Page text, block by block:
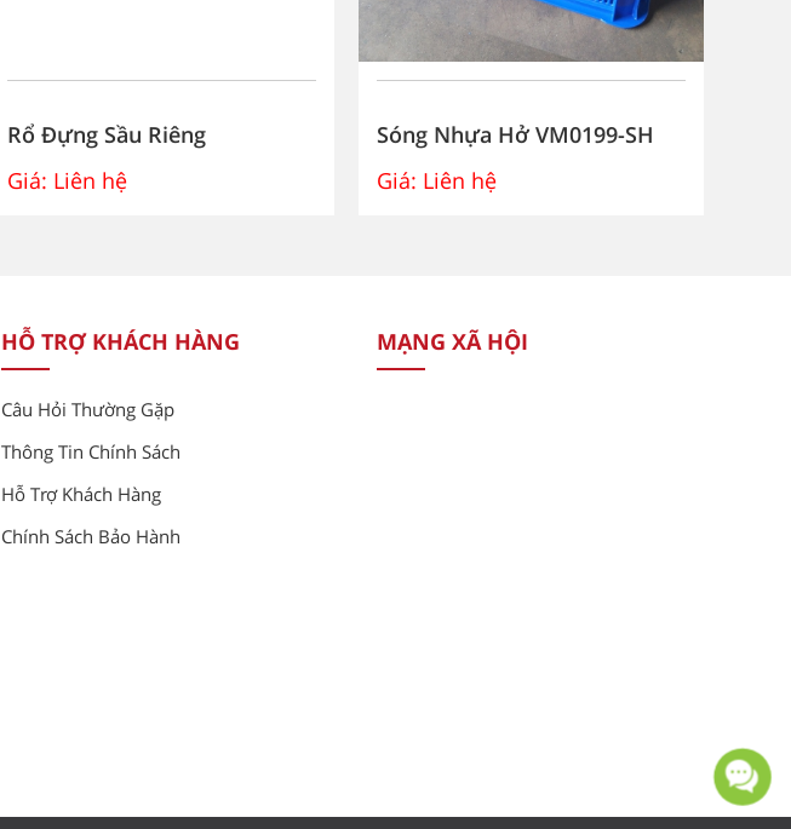
Rổ Đựng Sầu Riêng
Giá: Liên hệ
Sóng Nhựa Hở VM0199-SH
Giá: Liên hệ
HỖ TRỢ KHÁCH HÀNG
Câu Hỏi Thường Gặp
Thông Tin Chính Sách
Hỗ Trợ Khách Hàng
Chính Sách Bảo Hành
MẠNG XÃ HỘI